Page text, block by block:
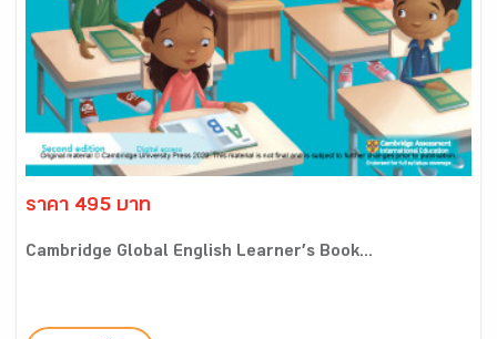
ราคา 495 บาท
Cambridge Global English Learner’s Book...